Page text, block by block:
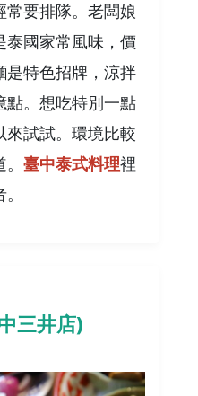
常要排隊。老闆娘
泰國家常風味，價
是特色招牌，涼拌
點。想吃特別一點
來試試。環境比較
。臺中泰式料理裡
三井店)